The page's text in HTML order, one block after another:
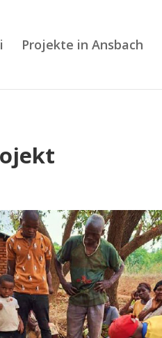
Projekte in Ansbach